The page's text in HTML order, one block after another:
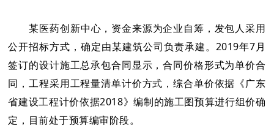
某医药创新中心，资金来源为企业自筹，发包人采用
公开招标方式，确定由某建筑公司负责承建。2019年7月
签订的设计施工总承包合同显示，合同价格形式为单价合
同，工程采用工程量清单计价方式，综合单价依据《广东
省建设工程计价依据2018》编制的施工图预算进行组价确
定，目前处于预算编审阶段。